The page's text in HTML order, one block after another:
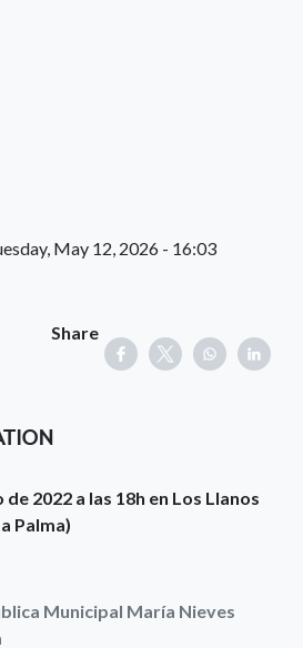
May 12, 2026 - 16:03
Share
de 2022 a las 18h en Los Llanos
Palma)
Municipal María Nieves